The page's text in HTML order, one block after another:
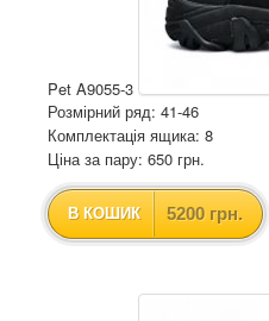
Pet A9055-3
Розмірний ряд: 41-46
Комплектація ящика: 8
Ціна за пару: 650 грн.
В КОШИК 5200 грн.